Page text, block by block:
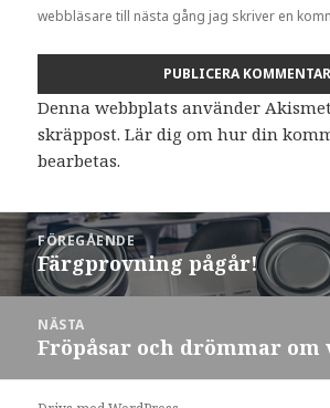
webbläsare till nästa gång jag skriver en
Denna webbplats använder
skräppost.Lär dig om hur din
bearbetas.
Inläggsnavigering
FÖREGÅENDE
Föregående
inlägg:
Färgprovning pågår!
NÄSTA
Nästa
Fröpåsar och drömmar om